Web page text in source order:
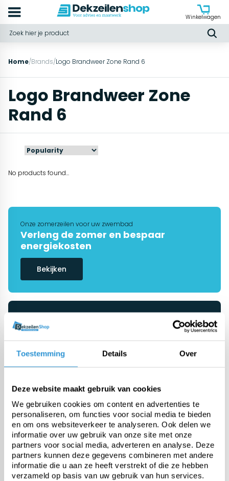
Toestemming Details Over
Deze website maakt gebruik van cookies
We gebruiken cookies om content en advertenties te
personaliseren, om functies voor social media te bieden
en om ons websiteverkeer te analyseren. Ook delen we
informatie over uw gebruik van onze site met onze
partners voor social media, adverteren en analyse. Deze
partners kunnen deze gegevens combineren met andere
informatie die u aan ze heeft verstrekt of die ze hebben
verzameld op basis van uw gebruik van hun services.
Winkelwagen
Home/Brands/Logo Brandweer Zone Rand 6
Logo Brandweer Zone
Rand 6
No products found...
Onze zomerzeilen voor uw zwembad
Verleng de zomer en bespaar
energiekosten
Bekijken
Onze specialisten helpen je graag
verder
Categorieën
Pool covers